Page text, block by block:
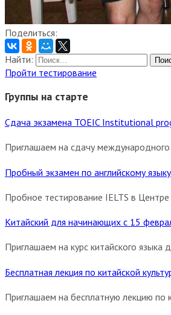
Поделиться:
Найти:
Пройти тестирование
Группы на старте
Сдача экзамена TOEIC Institutional
Приглашаем на сдачу
Пробный экзамен по английскому
Пробное тестирование IELTS в
Китайский для начинающих с 15
Приглашаем на курс китайского
Бесплатная лекция по китайской
Приглашаем на бесплатную лекцию